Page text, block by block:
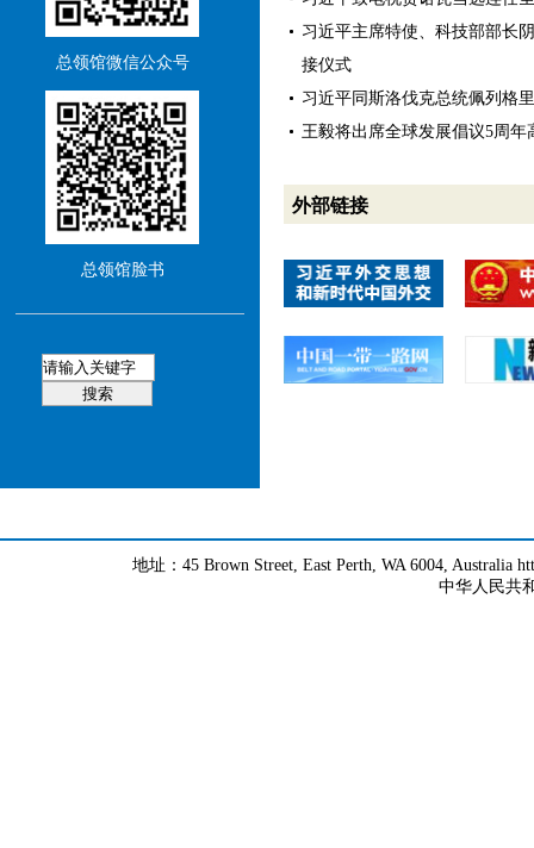
总领馆微信公众号
总领馆脸书
习近平主席特使、科技部部长
接仪式
习近平同斯洛伐克总统佩列格
王毅将出席全球发展倡议5周年
外部链接
地址：45 Brown Street, East Perth, WA 6004, Australia
中华人民共